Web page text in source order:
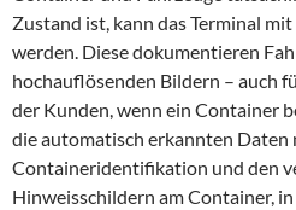
Zustand ist, kann das Terminal
werden. Diese dokumentieren
hochauflösenden Bildern – auch
der Kunden, wenn ein Container
die automatisch erkannten Daten
Containeridentifikation und den
Hinweisschildern am Container, in